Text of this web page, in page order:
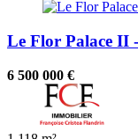
Le Flor Palace II
6 500 000 €